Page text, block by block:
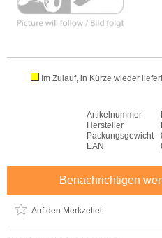
Im Zulauf, in Kürze wieder
Artikelnummer
Hersteller
Packungsgewicht
EAN
Benachrichtigen
Auf den Merkzettel